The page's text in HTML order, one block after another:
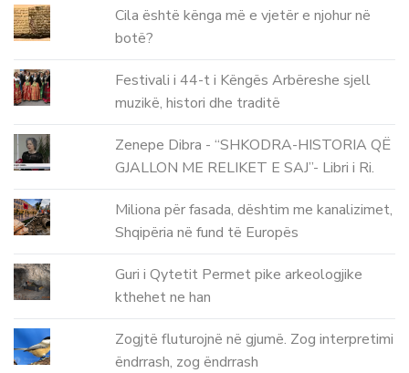
Cila është kënga më e vjetër e njohur në
botë?
Festivali i 44-t i Këngës Arbëreshe sjell
muzikë, histori dhe traditë
Zenepe Dibra - “SHKODRA-HISTORIA QË
GJALLON ME RELIKET E SAJ”- Libri i Ri.
Miliona për fasada, dështim me kanalizimet,
Shqipëria në fund të Europës
Guri i Qytetit Permet pike arkeologjike
kthehet ne han
Zogjtë fluturojnë në gjumë. Zog interpretimi
ëndrrash, zog ëndrrash